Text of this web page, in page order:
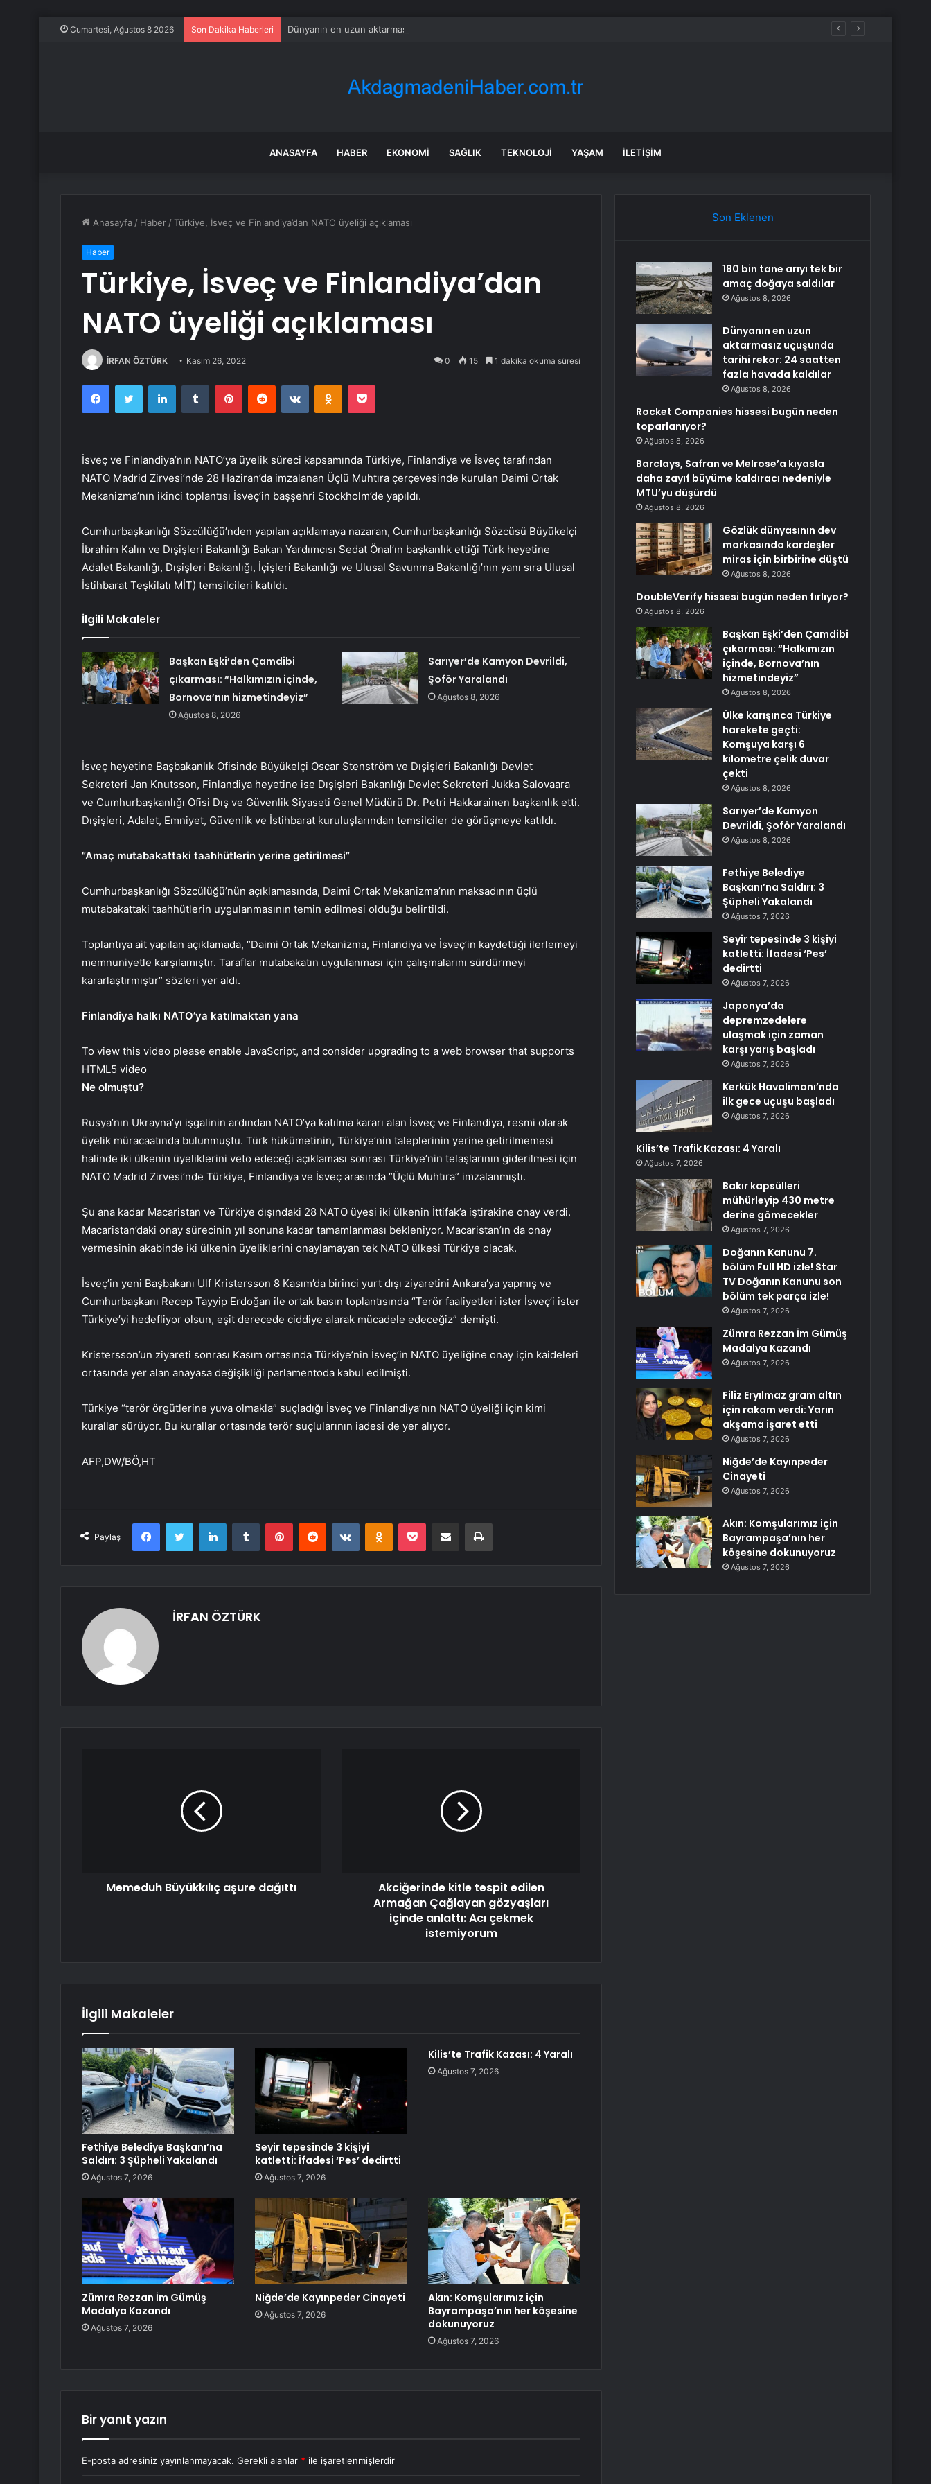
Cumartesi, Ağustos 8 2026 Son Dakika Haberleri Dünyanın en uzun aktarmasız uçuşunda tarihi rekor: 24 saatten fazla havada kaldılar
ANASAYFA HABER EKONOMI SAĞLIK TEKNOLOJI YAŞAM İLETIŞIM
Anasayfa / Haber /Türkiye, İsveç ve Finlandiya’dan NATO üyeliği açıklaması
Haber
Türkiye, İsveç ve Finlandiya’dan
NATO üyeliği açıklaması
İRFAN ÖZTÜRK Kasım 26, 2022 0 15 1 dakika okuma süresi
FacebookTwitter LinkedInTumblr PinterestReddit VKontakteOdnoklassniki
Pocket
İsveç ve Finlandiya’nın NATO’ya üyelik süreci kapsamında Türkiye, Finlandiya ve İsveç tarafından
NATO Madrid Zirvesi’nde 28 Haziran’da imzalanan Üçlü Muhtıra çerçevesinde kurulan Daimi Ortak
Mekanizma’nın ikinci toplantısı İsveç’in başşehri Stockholm’de yapıldı.
Cumhurbaşkanlığı Sözcülüğü’nden yapılan açıklamaya nazaran, Cumhurbaşkanlığı Sözcüsü Büyükelçi
İbrahim Kalın ve Dışişleri Bakanlığı Bakan Yardımcısı Sedat Önal’ın başkanlık ettiği Türk heyetine
Adalet Bakanlığı, Dışişleri Bakanlığı, İçişleri Bakanlığı ve Ulusal Savunma Bakanlığı’nın yanı sıra Ulusal
İstihbarat Teşkilatı MİT) temsilcileri katıldı.
İlgili Makaleler
Başkan Eşki’den Çamdibi
çıkarması: “Halkımızın içinde,
Bornova’nın hizmetindeyiz”
Ağustos 8, 2026
Sarıyer’de Kamyon Devrildi,
Şoför Yaralandı
Ağustos 8, 2026
İsveç heyetine Başbakanlık Ofisinde Büyükelçi Oscar Stenström ve Dışişleri Bakanlığı Devlet
Sekreteri Jan Knutsson, Finlandiya heyetine ise Dışişleri Bakanlığı Devlet Sekreteri Jukka Salovaara
ve Cumhurbaşkanlığı Ofisi Dış ve Güvenlik Siyaseti Genel Müdürü Dr. Petri Hakkarainen başkanlık etti.
Dışişleri, Adalet, Emniyet, Güvenlik ve İstihbarat kuruluşlarından temsilciler de görüşmeye katıldı.
“Amaç mutabakattaki taahhütlerin yerine getirilmesi”
Cumhurbaşkanlığı Sözcülüğü’nün açıklamasında, Daimi Ortak Mekanizma’nın maksadının üçlü
mutabakattaki taahhütlerin uygulanmasının temin edilmesi olduğu belirtildi.
Toplantıya ait yapılan açıklamada, “Daimi Ortak Mekanizma, Finlandiya ve İsveç’in kaydettiği ilerlemeyi
memnuniyetle karşılamıştır. Taraflar mutabakatın uygulanması için çalışmalarını sürdürmeyi
kararlaştırmıştır” sözleri yer aldı.
Finlandiya halkı NATO’ya katılmaktan yana
To view this video please enable JavaScript, and consider upgrading to a web browser that supports
HTML5 video
Ne olmuştu?
Rusya’nın Ukrayna’yı işgalinin ardından NATO’ya katılma kararı alan İsveç ve Finlandiya, resmi olarak
üyelik müracaatında bulunmuştu. Türk hükümetinin, Türkiye’nin taleplerinin yerine getirilmemesi
halinde iki ülkenin üyeliklerini veto edeceği açıklaması sonrası Türkiye’nin telaşlarının giderilmesi için
NATO Madrid Zirvesi’nde Türkiye, Finlandiya ve İsveç arasında “Üçlü Muhtıra” imzalanmıştı.
Şu ana kadar Macaristan ve Türkiye dışındaki 28 NATO üyesi iki ülkenin İttifak’a iştirakine onay verdi.
Macaristan’daki onay sürecinin yıl sonuna kadar tamamlanması bekleniyor. Macaristan’ın da onay
vermesinin akabinde iki ülkenin üyeliklerini onaylamayan tek NATO ülkesi Türkiye olacak.
İsveç’in yeni Başbakanı Ulf Kristersson 8 Kasım’da birinci yurt dışı ziyaretini Ankara’ya yapmış ve
Cumhurbaşkanı Recep Tayyip Erdoğan ile ortak basın toplantısında “Terör faaliyetleri ister İsveç’i ister
Türkiye’yi hedefliyor olsun, eşit derecede ciddiye alarak mücadele edeceğiz” demişti.
Kristersson’un ziyareti sonrası Kasım ortasında Türkiye’nin İsveç’in NATO üyeliğine onay için kaideleri
ortasında yer alan anayasa değişikliği parlamentoda kabul edilmişti.
Türkiye “terör örgütlerine yuva olmakla” suçladığı İsveç ve Finlandiya’nın NATO üyeliği için kimi
kurallar sürüyor. Bu kurallar ortasında terör suçlularının iadesi de yer alıyor.
AFP,DW/BÖ,HT
Paylaş
FacebookTwitter LinkedInTumblr PinterestReddit VKontakteOdnoklassniki
Pocket E-Posta ile paylaş Yazdır
İRFAN ÖZTÜRK
Memeduh Büyükkılıç aşure dağıttı
Akciğerinde kitle tespit edilen
Armağan Çağlayan gözyaşları
içinde anlattı: Acı çekmek
istemiyorum
İlgili Makaleler
Fethiye Belediye Başkanı’na
Saldırı: 3 Şüpheli Yakalandı
Ağustos 7, 2026
Seyir tepesinde 3 kişiyi
katletti: İfadesi ‘Pes’ dedirtti
Ağustos 7, 2026
Kilis’te Trafik Kazası: 4 Yaralı
Ağustos 7, 2026
Zümra Rezzan İm Gümüş
Madalya Kazandı
Ağustos 7, 2026
Niğde’de Kayınpeder Cinayeti
Ağustos 7, 2026
Akın: Komşularımız için
Bayrampaşa’nın her köşesine
dokunuyoruz
Ağustos 7, 2026
Bir yanıt yazın
E-posta adresiniz yayınlanmayacak. Gerekli alanlar * ile işaretlenmişlerdir
Son Eklenen
180 bin tane arıyı tek bir
amaç doğaya saldılar
Ağustos 8, 2026
Dünyanın en uzun
aktarmasız uçuşunda
tarihi rekor: 24 saatten
fazla havada kaldılar
Ağustos 8, 2026
Rocket Companies hissesi bugün neden
toparlanıyor?
Ağustos 8, 2026
Barclays, Safran ve Melrose’a kıyasla
daha zayıf büyüme kaldıracı nedeniyle
MTU’yu düşürdü
Ağustos 8, 2026
Gözlük dünyasının dev
markasında kardeşler
miras için birbirine düştü
Ağustos 8, 2026
DoubleVerify hissesi bugün neden fırlıyor?
Ağustos 8, 2026
Başkan Eşki’den Çamdibi
çıkarması: “Halkımızın
içinde, Bornova’nın
hizmetindeyiz”
Ağustos 8, 2026
Ülke karışınca Türkiye
harekete geçti:
Komşuya karşı 6
kilometre çelik duvar
çekti
Ağustos 8, 2026
Sarıyer’de Kamyon
Devrildi, Şoför Yaralandı
Ağustos 8, 2026
Fethiye Belediye
Başkanı’na Saldırı: 3
Şüpheli Yakalandı
Ağustos 7, 2026
Seyir tepesinde 3 kişiyi
katletti: İfadesi ‘Pes’
dedirtti
Ağustos 7, 2026
Japonya’da
depremzedelere
ulaşmak için zaman
karşı yarış başladı
Ağustos 7, 2026
Kerkük Havalimanı’nda
ilk gece uçuşu başladı
Ağustos 7, 2026
Kilis’te Trafik Kazası: 4 Yaralı
Ağustos 7, 2026
Bakır kapsülleri
mühürleyip 430 metre
derine gömecekler
Ağustos 7, 2026
Doğanın Kanunu 7.
bölüm Full HD izle! Star
TV Doğanın Kanunu son
bölüm tek parça izle!
Ağustos 7, 2026
Zümra Rezzan İm Gümüş
Madalya Kazandı
Ağustos 7, 2026
Filiz Eryılmaz gram altın
için rakam verdi: Yarın
akşama işaret etti
Ağustos 7, 2026
Niğde’de Kayınpeder
Cinayeti
Ağustos 7, 2026
Akın: Komşularımız için
Bayrampaşa’nın her
köşesine dokunuyoruz
Ağustos 7, 2026